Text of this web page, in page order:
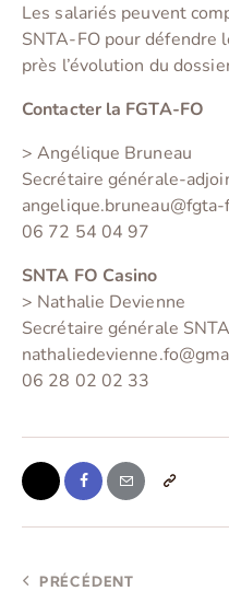
Les salariés peuvent
SNTA-FO pour défendre
près l’évolution du
Contacter la FGTA-FO
> Angélique Bruneau
Secrétaire générale-
06 72 54 04 97
SNTA FO Casino
> Nathalie Devienne
Secrétaire générale
06 28 02 02 33
PRÉCÉDENT